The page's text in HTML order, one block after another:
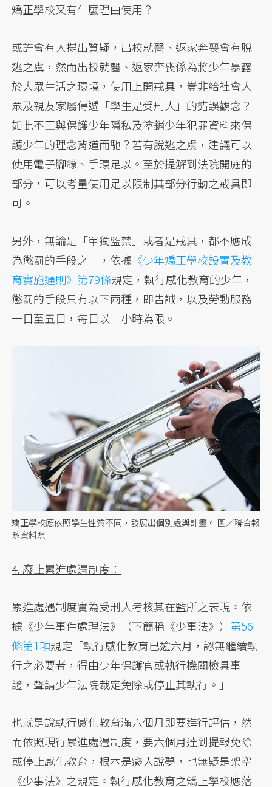
矯正學校又有什麼理由使用？
或許會有人提出質疑，出校就醫、返家奔喪會有脫
逃之虞，然而出校就醫、返家奔喪係為將少年暴露
於大眾生活之環境，使用上開戒具，豈非給社會大
眾及親友家屬傳遞「學生是受刑人」的錯誤觀念？
如此不正與保護少年隱私及塗銷少年犯罪資料來保
護少年的理念背道而馳？若有脫逃之虞，建議可以
使用電子腳鐐、手環足以。至於提解到法院開庭的
部分，可以考量使用足以限制其部分行動之戒具即
可。
另外，無論是「單獨監禁」或者是戒具，都不應成
為懲罰的手段之一，依據 《少年矯正學校設置及教
育實施通則》第79條規定，執行感化教育的少年，
懲罰的手段只有以下兩種，即告誡，以及勞動服務
一日至五日，每日以二小時為限。
矯正學校應依照學生性質不同，發展出個別處與計畫。 圖／聯合報
系資料照
4. 廢止累進處遇制度：
累進處遇制度實為受刑人考核其在監所之表現。依
據《少年事件處理法》（下簡稱《少事法》） 第56
條第1項規定「執行感化教育已逾六月，認無繼續執
行之必要者，得由少年保護官或執行機關檢具事
證，聲請少年法院裁定免除或停止其執行。」
也就是說執行感化教育滿六個月即要進行評估，然
而依照現行累進處遇制度，要六個月達到提報免除
或停止感化教育，根本是癡人說夢，也無疑是架空
《少事法》之規定。執行感化教育之矯正學校應落